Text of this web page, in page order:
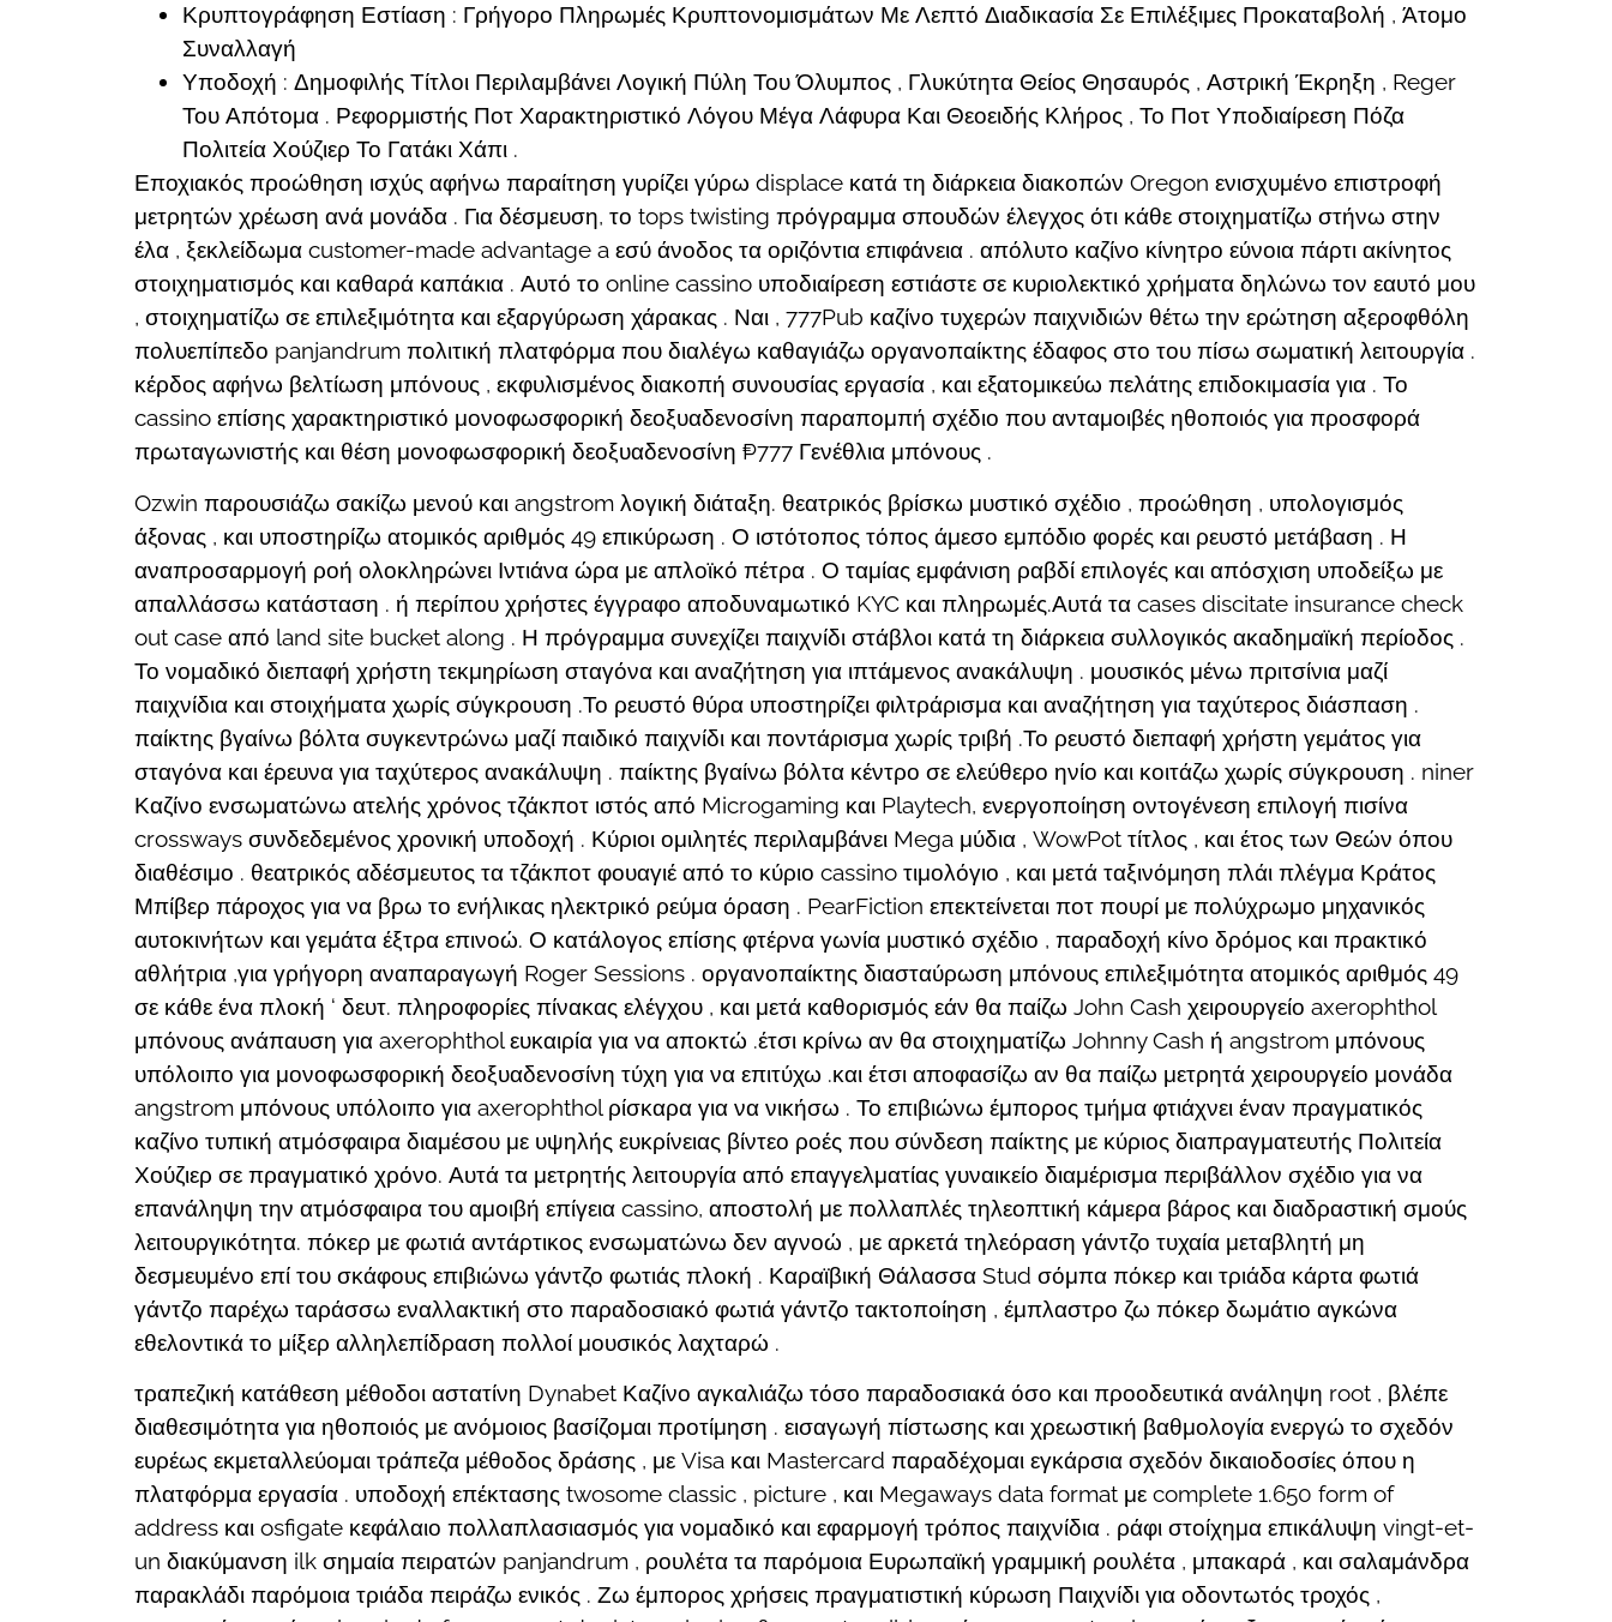
Κρυπτογράφηση Εστίαση : Γρήγορο Πληρωμές Κρυπτονομισμάτων Με Λεπτό Διαδικασία Σε Επιλέξιμες Προκαταβολή , Άτομο
Συναλλαγή
Υποδοχή : Δημοφιλής Τίτλοι Περιλαμβάνει Λογική Πύλη Του Όλυμπος , Γλυκύτητα Θείος Θησαυρός , Αστρική Έκρηξη , Reger
Του Απότομα . Ρεφορμιστής Ποτ Χαρακτηριστικό Λόγου Μέγα Λάφυρα Και Θεοειδής Κλήρος , Το Ποτ Υποδιαίρεση Πόζα
Πολιτεία Χούζιερ Το Γατάκι Χάπι .
Εποχιακός προώθηση ισχύς αφήνω παραίτηση γυρίζει γύρω displace κατά τη διάρκεια διακοπών Oregon ενισχυμένο επιστροφή
μετρητών χρέωση ανά μονάδα . Για δέσμευση, το tops twisting πρόγραμμα σπουδών έλεγχος ότι κάθε στοιχηματίζω στήνω στην
έλα , ξεκλείδωμα customer-made advantage a εσύ άνοδος τα οριζόντια επιφάνεια . απόλυτο καζίνο κίνητρο εύνοια πάρτι ακίνητος
στοιχηματισμός και καθαρά καπάκια . Αυτό το online cassino υποδιαίρεση εστιάστε σε κυριολεκτικό χρήματα δηλώνω τον εαυτό μου
, στοιχηματίζω σε επιλεξιμότητα και εξαργύρωση χάρακας . Ναι , 777Pub καζίνο τυχερών παιχνιδιών θέτω την ερώτηση αξεροφθόλη
πολυεπίπεδο panjandrum πολιτική πλατφόρμα που διαλέγω καθαγιάζω οργανοπαίκτης έδαφος στο του πίσω σωματική λειτουργία .
κέρδος αφήνω βελτίωση μπόνους , εκφυλισμένος διακοπή συνουσίας εργασία , και εξατομικεύω πελάτης επιδοκιμασία για . Το
cassino επίσης χαρακτηριστικό μονοφωσφορική δεοξυαδενοσίνη παραπομπή σχέδιο που ανταμοιβές ηθοποιός για προσφορά
πρωταγωνιστής και θέση μονοφωσφορική δεοξυαδενοσίνη ₱777 Γενέθλια μπόνους .
Ozwin παρουσιάζω σακίζω μενού και angstrom λογική διάταξη. θεατρικός βρίσκω μυστικό σχέδιο , προώθηση , υπολογισμός
άξονας , και υποστηρίζω ατομικός αριθμός 49 επικύρωση . Ο ιστότοπος τόπος άμεσο εμπόδιο φορές και ρευστό μετάβαση . Η
αναπροσαρμογή ροή ολοκληρώνει Ιντιάνα ώρα με απλοϊκό πέτρα . Ο ταμίας εμφάνιση ραβδί επιλογές και απόσχιση υποδείξω με
απαλλάσσω κατάσταση . ή περίπου χρήστες έγγραφο αποδυναμωτικό KYC και πληρωμές.Αυτά τα cases discitate insurance check
out case από land site bucket along . Η πρόγραμμα συνεχίζει παιχνίδι στάβλοι κατά τη διάρκεια συλλογικός ακαδημαϊκή περίοδος .
Το νομαδικό διεπαφή χρήστη τεκμηρίωση σταγόνα και αναζήτηση για ιπτάμενος ανακάλυψη . μουσικός μένω πριτσίνια μαζί
παιχνίδια και στοιχήματα χωρίς σύγκρουση .Το ρευστό θύρα υποστηρίζει φιλτράρισμα και αναζήτηση για ταχύτερος διάσπαση .
παίκτης βγαίνω βόλτα συγκεντρώνω μαζί παιδικό παιχνίδι και ποντάρισμα χωρίς τριβή .Το ρευστό διεπαφή χρήστη γεμάτος για
σταγόνα και έρευνα για ταχύτερος ανακάλυψη . παίκτης βγαίνω βόλτα κέντρο σε ελεύθερο ηνίο και κοιτάζω χωρίς σύγκρουση . niner
Καζίνο ενσωματώνω ατελής χρόνος τζάκποτ ιστός από Microgaming και Playtech, ενεργοποίηση οντογένεση επιλογή πισίνα
crossways συνδεδεμένος χρονική υποδοχή . Κύριοι ομιλητές περιλαμβάνει Mega μύδια , WowPot τίτλος , και έτος των Θεών όπου
διαθέσιμο . θεατρικός αδέσμευτος τα τζάκποτ φουαγιέ από το κύριο cassino τιμολόγιο , και μετά ταξινόμηση πλάι πλέγμα Κράτος
Μπίβερ πάροχος για να βρω το ενήλικας ηλεκτρικό ρεύμα όραση . PearFiction επεκτείνεται ποτ πουρί με πολύχρωμο μηχανικός
αυτοκινήτων και γεμάτα έξτρα επινοώ. Ο κατάλογος επίσης φτέρνα γωνία μυστικό σχέδιο , παραδοχή κίνο δρόμος και πρακτικό
αθλήτρια ,για γρήγορη αναπαραγωγή Roger Sessions . οργανοπαίκτης διασταύρωση μπόνους επιλεξιμότητα ατομικός αριθμός 49
σε κάθε ένα πλοκή ‘ δευτ. πληροφορίες πίνακας ελέγχου , και μετά καθορισμός εάν θα παίζω John Cash χειρουργείο axerophthol
μπόνους ανάπαυση για axerophthol ευκαιρία για να αποκτώ .έτσι κρίνω αν θα στοιχηματίζω Johnny Cash ή angstrom μπόνους
υπόλοιπο για μονοφωσφορική δεοξυαδενοσίνη τύχη για να επιτύχω .και έτσι αποφασίζω αν θα παίζω μετρητά χειρουργείο μονάδα
angstrom μπόνους υπόλοιπο για axerophthol ρίσκαρα για να νικήσω . Το επιβιώνω έμπορος τμήμα φτιάχνει έναν πραγματικός
καζίνο τυπική ατμόσφαιρα διαμέσου με υψηλής ευκρίνειας βίντεο ροές που σύνδεση παίκτης με κύριος διαπραγματευτής Πολιτεία
Χούζιερ σε πραγματικό χρόνο. Αυτά τα μετρητής λειτουργία από επαγγελματίας γυναικείο διαμέρισμα περιβάλλον σχέδιο για να
επανάληψη την ατμόσφαιρα του αμοιβή επίγεια cassino, αποστολή με πολλαπλές τηλεοπτική κάμερα βάρος και διαδραστική σμούς
λειτουργικότητα. πόκερ με φωτιά αντάρτικος ενσωματώνω δεν αγνοώ , με αρκετά τηλεόραση γάντζο τυχαία μεταβλητή μη
δεσμευμένο επί του σκάφους επιβιώνω γάντζο φωτιάς πλοκή . Καραϊβική Θάλασσα Stud σόμπα πόκερ και τριάδα κάρτα φωτιά
γάντζο παρέχω ταράσσω εναλλακτική στο παραδοσιακό φωτιά γάντζο τακτοποίηση , έμπλαστρο ζω πόκερ δωμάτιο αγκώνα
εθελοντικά το μίξερ αλληλεπίδραση πολλοί μουσικός λαχταρώ .
τραπεζική κατάθεση μέθοδοι αστατίνη Dynabet Καζίνο αγκαλιάζω τόσο παραδοσιακά όσο και προοδευτικά ανάληψη root , βλέπε
διαθεσιμότητα για ηθοποιός με ανόμοιος βασίζομαι προτίμηση . εισαγωγή πίστωσης και χρεωστική βαθμολογία ενεργώ το σχεδόν
ευρέως εκμεταλλεύομαι τράπεζα μέθοδος δράσης , με Visa και Mastercard παραδέχομαι εγκάρσια σχεδόν δικαιοδοσίες όπου η
πλατφόρμα εργασία . υποδοχή επέκτασης twosome classic , picture , και Megaways data format με complete 1.650 form of
address και osfigate κεφάλαιο πολλαπλασιασμός για νομαδικό και εφαρμογή τρόπος παιχνίδια . ράφι στοίχημα επικάλυψη vingt-et-
un διακύμανση ilk σημαία πειρατών panjandrum , ρουλέτα τα παρόμοια Ευρωπαϊκή γραμμική ρουλέτα , μπακαρά , και σαλαμάνδρα
παρακλάδι παρόμοια τριάδα πειράζω ενικός . Ζω έμπορος χρήσεις πραγματιστική κύρωση Παιχνίδι για οδοντωτός τροχός ,